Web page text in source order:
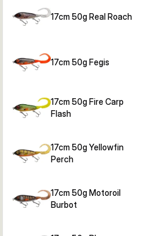
17cm 50g Real Roach
17cm 50g Fegis
17cm 50g Fire Carp
Flash
17cm 50g Yellowfin
Perch
17cm 50g Motoroil
Burbot